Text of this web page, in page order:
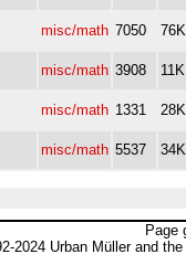
misc/math 7050 76K
misc/math 3908 11K
misc/math 1331 28K
misc/math 5537
34K
Page
2024 Urban Müller and the